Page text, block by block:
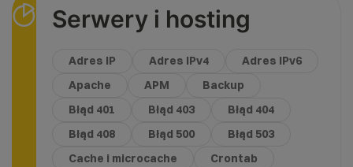
Serwery i hosting
Adres IP Adres IPv4
Adres IPv6
Apache
APM
Backup
Błąd 401
Błąd 403
Błąd 404
Błąd 408
Błąd 500
Błąd 503
Cache i microcache
Crontab